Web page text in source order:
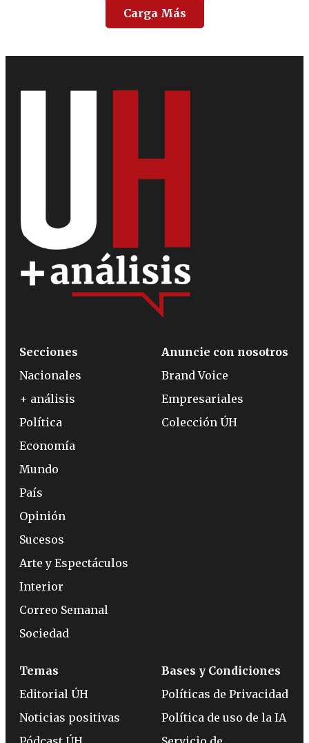
Carga Más
Secciones
Nacionales
+ análisis
Política
Economía
Mundo
País
Opinión
Sucesos
Arte y Espectáculos
Interior
Correo Semanal
Sociedad
Anuncie con nosotros
Brand Voice
Empresariales
Colección ÚH
Temas
Editorial ÚH
Noticias positivas
Bases y Condiciones
Políticas de Privacidad
Política de uso de la IA